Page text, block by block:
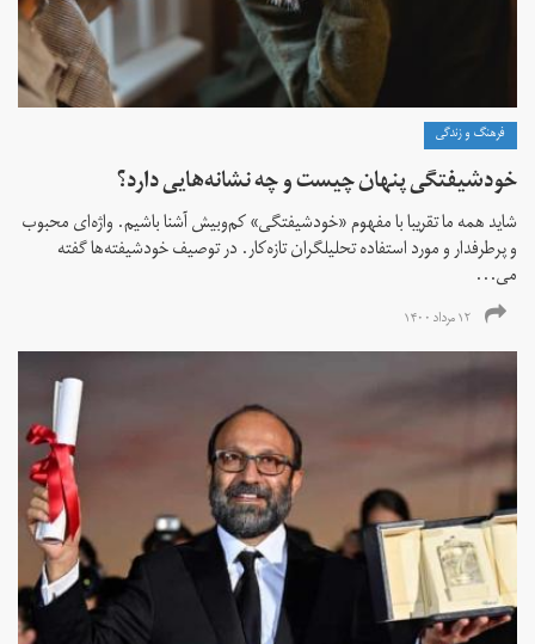
فرهنگ و زندگی
خودشیفتگی پنهان چیست و چه نشانه‌هایی دارد؟
شاید همه ما تقریبا با مفهوم «خودشیفتگی» کم‌و‌بیش آشنا باشیم. واژه‌ای محبوب
و پرطرفدار و مورد استفاده تحلیلگران تازه‌کار. در توصیف خودشیفته‌ها گفته
می...
۱۲ مرداد ۱۴۰۰